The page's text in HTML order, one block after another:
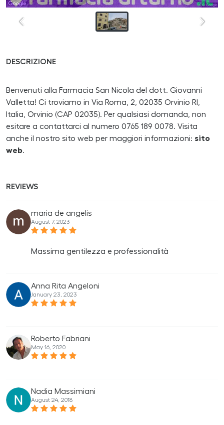
DESCRIZIONE
Benvenuti alla Farmacia San Nicola del dott. Giovanni
Valletta! Ci troviamo in Via Roma, 2, 02035 Orvinio RI,
Italia, Orvinio (CAP 02035). Per qualsiasi domanda, non
esitare a contattarci al numero 0765 189 0078. Visita
anche il nostro sito web per maggiori informazioni: sito
web.
REVIEWS
maria de angelis
August 7, 2023
Massima gentilezza e professionalità
Anna Rita Angeloni
January 23, 2023
Roberto Fabriani
May 16, 2020
Nadia Massimiani
August 24, 2018